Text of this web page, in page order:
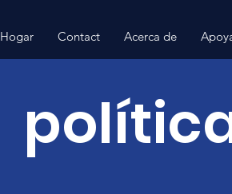
Hogar Contact Acerca de